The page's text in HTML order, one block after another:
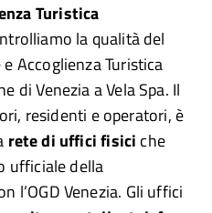
Turistica
la qualità del
Accoglienza Turistica
di Venezia a Vela Spa. Il
residenti e operatori, è
rete di uffici fisici che
ufficiale della
l’OGD Venezia. Gli uffici